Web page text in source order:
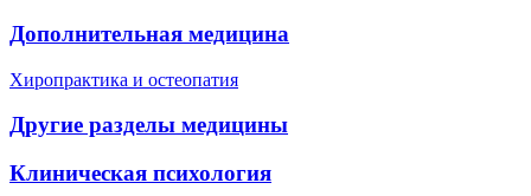
Дополнительная медицина
Хиропрактика и остеопатия
Другие разделы медицины
Клиническая психология